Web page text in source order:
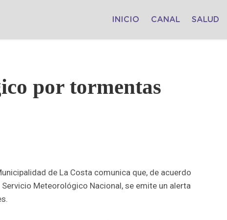
INICIO CANAL SALUD
por tormentas
de La Costa comunica que, de acuerdo
Meteorológico Nacional, se emite un alerta